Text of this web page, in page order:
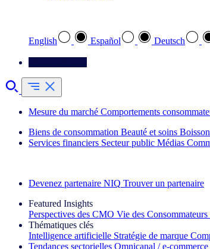
English Español Deutsch
Mesure du marché Comportements
Biens de consommation Beauté et soins
Services financiers Secteur public Médias
Devenez partenaire NIQ Trouver un partenaire
Featured Insights
Perspectives des CMO Vie des Consommateurs
Thématiques clés
Intelligence artificielle Stratégie de marque
Tendances sectorielles Omnicanal / e‑commerce